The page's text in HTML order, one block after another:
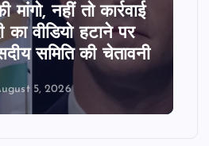
मांगो, नहीं तो कार्रवाई
का वीडियो हटाने पर
समिति की चेतावनी
5, 2026